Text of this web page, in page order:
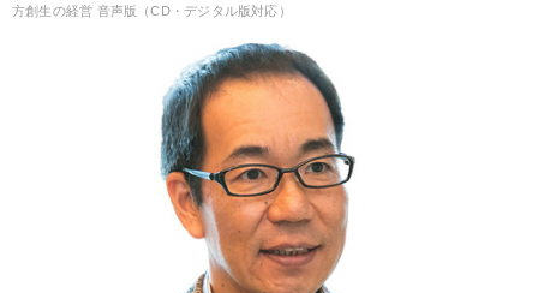
全国経営者セミナー講演収録物（全1315タイトル）からお探しいただけ
優秀各社の智恵と戦略 事業家のロマンと経営
専門家のアドバイス
方創生の経営 音声版（CD・デジタル版対応）